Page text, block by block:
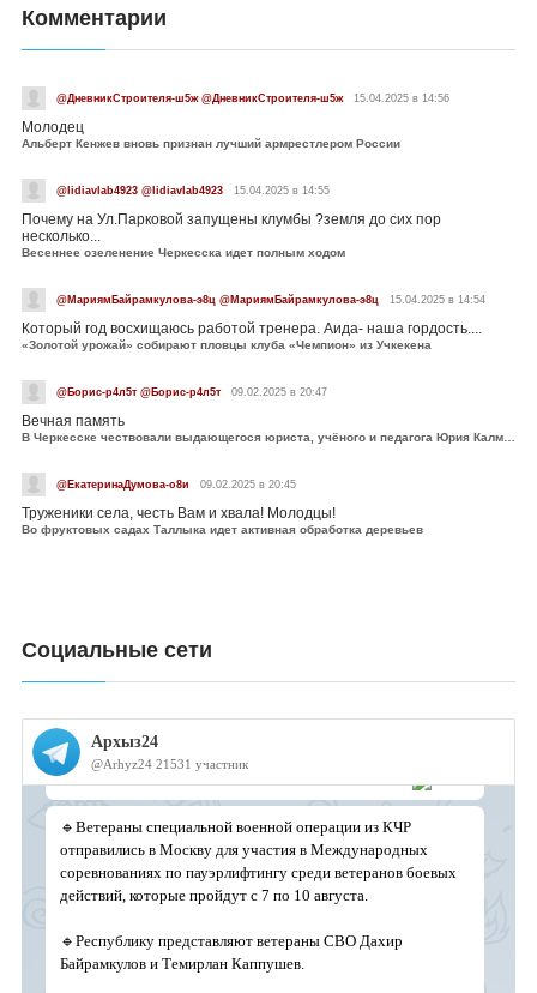
Комментарии
@ДневникСтроителя-ш5ж @ДневникСтроителя-ш5ж 15.04.2025 в 14:56
Молодец
Альберт Кенжев вновь признан лучший армрестлером России
@lidiavlab4923 @lidiavlab4923 15.04.2025 в 14:55
Почему на Ул.Парковой запущены клумбы ?земля до сих пор
несколько...
Весеннее озеленение Черкесска идет полным ходом
@МариямБайрамкулова-э8ц @МариямБайрамкулова-э8ц 15.04.2025 в 14:54
Который год восхищаюсь работой тренера. Аида- наша гордость....
«Золотой урожай» собирают пловцы клуба «Чемпион» из Учкекена
@Борис-р4л5т @Борис-р4л5т 09.02.2025 в 20:47
Вечная память
В Черкесске чествовали выдающегося юриста, учёного и педагога Юрия Калмыкова
@ЕкатеринаДумова-о8и 09.02.2025 в 20:45
Труженики села, честь Вам и хвала! Молодцы!
Во фруктовых садах Таллыка идет активная обработка деревьев
Социальные сети